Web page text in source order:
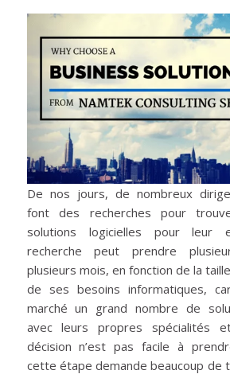
De nos jours, de nombreux
font des recherches pour
solutions logicielles pour leur
recherche peut prendre
plusieurs mois, en fonction de la
de ses besoins informatiques,
marché un grand nombre de
avec leurs propres spécialités
décision n’est pas facile à
cette étape demande beaucoup de